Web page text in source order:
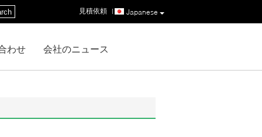
Japanese
見積依頼 |
わせ 会社のニュース